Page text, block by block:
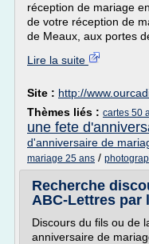
réception de mariage
de votre réception de
de Meaux, aux portes
Lire la suite
Site : http://
Thèmes liés : cartes 50
une fete
d'anniversaire de
mariage 25 ans /
Recherche
ABC-Lettres par
Discours du fils ou de
anniversaire de